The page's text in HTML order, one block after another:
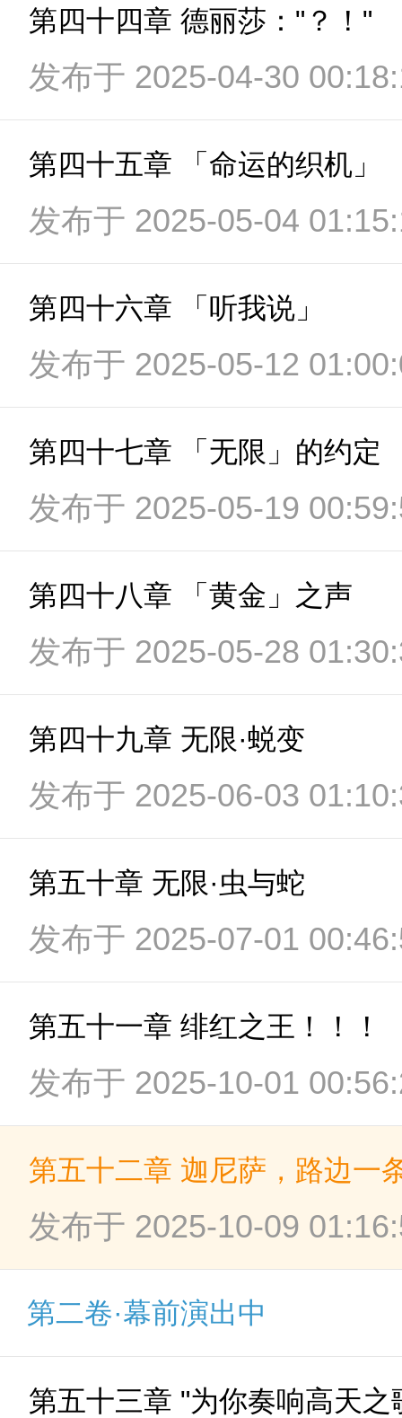
第四十四章 德丽莎："？！"
发布于 2025-04-30
第四十五章 「命运的织机」
发布于 2025-05-04
第四十六章 「听我说」
发布于 2025-05-12
第四十七章 「无限」的约定
发布于 2025-05-19
第四十八章 「黄金」之声
发布于 2025-05-28
第四十九章 无限·蜕变
发布于 2025-06-03
第五十章 无限·虫与蛇
发布于 2025-07-01
第五十一章 绯红之王！！！
发布于 2025-10-01
第五十二章 迦尼萨，路边一
发布于 2025-10-09
第二卷·幕前演出中
第五十三章 "为你奏响高天之